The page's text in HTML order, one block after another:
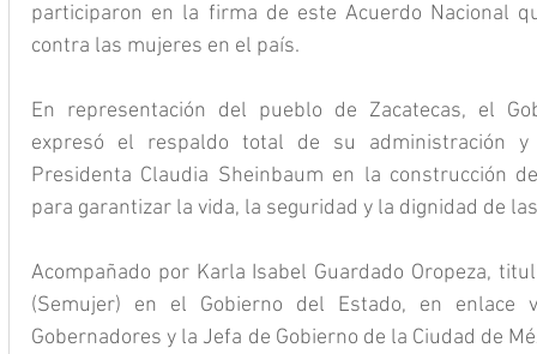
participaron en la firma de este Acuerdo Nacional
contra las mujeres en el país.
En representación del pueblo de Zacatecas, el
expresó el respaldo total de su administración
Presidenta Claudia Sheinbaum en la construcción
para garantizar la vida, la seguridad y la dignidad de
Acompañado por Karla Isabel Guardado Oropeza,
(Semujer) en el Gobierno del Estado, en enlace
Gobernadores y la Jefa de Gobierno de la Ciudad de